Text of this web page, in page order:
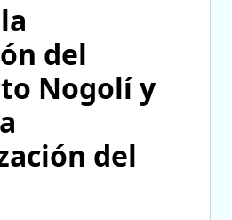
del
Nogolí y
del